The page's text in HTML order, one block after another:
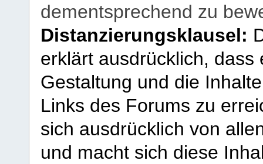
dementsprechend zu
Distanzierungsklausel:
erklärt ausdrücklich,
Gestaltung und die
Links des Forums zu
sich ausdrücklich von
und macht sich diese